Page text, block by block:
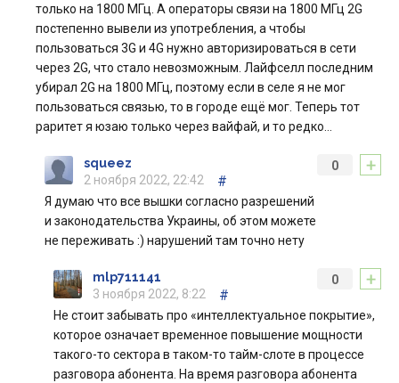
только на 1800 МГц. А операторы связи на 1800 МГц 2G
постепенно вывели из употребления, а чтобы
пользоваться 3G и 4G нужно авторизироваться в сети
через 2G, что стало невозможным. Лайфселл последним
убирал 2G на 1800 МГц, поэтому если в селе я не мог
пользоваться связью, то в городе ещё мог. Теперь тот
раритет я юзаю только через вайфай, и то редко…
+
0
squeez
2 ноября 2022, 22:42
#
Я думаю что все вышки согласно разрешений
и законодательства Украины, об этом можете
не переживать :) нарушений там точно нету
+
0
mlp711141
3 ноября 2022, 8:22
#
Не стоит забывать про «интеллектуальное покрытие»,
которое означает временное повышение мощности
такого-то сектора в таком-то тайм-слоте в процессе
разговора абонента. На время разговора абонента